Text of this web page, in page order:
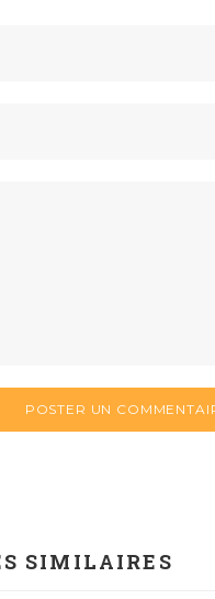
SIMILAIRES